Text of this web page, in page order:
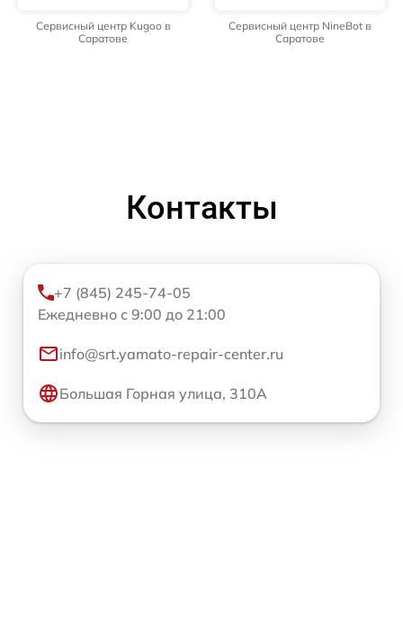
Сервисный центр Kugoo в
Саратове
Сервисный центр NineBot в
Саратове
Контакты
+7 (845) 245-74-05
Ежедневно с 9:00 до 21:00
info@srt.yamato-repair-center.ru
Большая Горная улица, 310А